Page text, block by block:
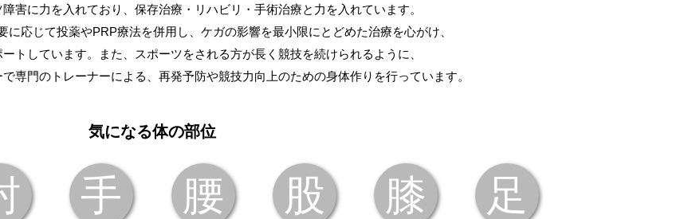
害に力を入れており、保存治療・リハビリ・手術治療と力を入れています。
に応じて投薬やPRP療法を併用し、ケガの影響を最小限にとどめた治療を心がけ、
トしています。また、スポーツをされる方が長く競技を続けられるように、
専門のトレーナーによる、再発予防や競技力向上のための身体作りを行っています。
気になる体の部位
手 腰 股 膝 足